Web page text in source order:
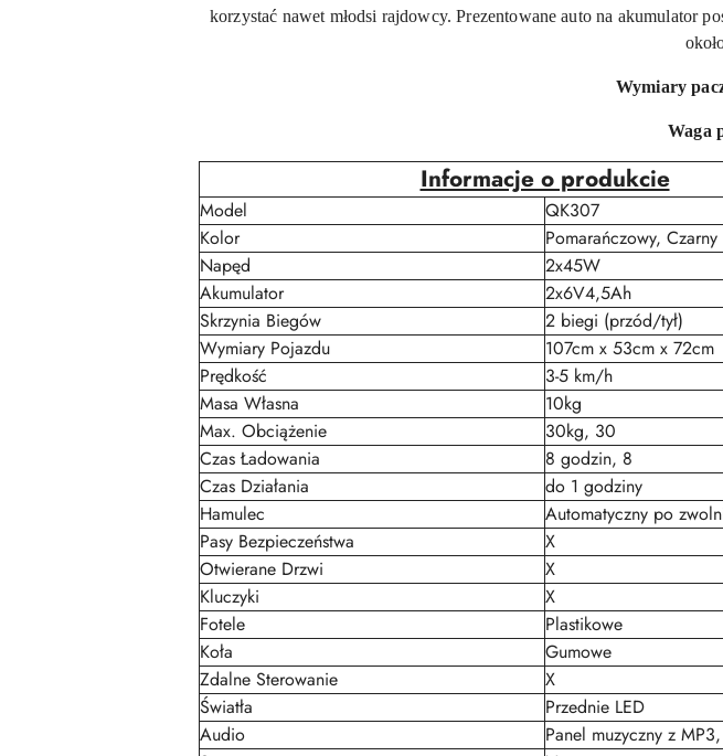
korzystać nawet młodsi rajdowcy. Prezentowane auto na akumulator
Wymiary
Waga
Informacje o produkcie
Model
QK307
Kolor
Pomarańczowy, Czarny
Napęd
2x45W
Akumulator
2x6V4,5Ah
Skrzynia Biegów
2 biegi (przód/tył)
Wymiary Pojazdu
107cm x 53cm x 72cm
Prędkość
3-5 km/h
Masa Własna
10kg
Max. Obciążenie
30kg, 30
Czas Ładowania
8 godzin, 8
Czas Działania
do 1 godziny
Hamulec
Automatyczny po
Pasy Bezpieczeństwa
X
Otwierane Drzwi
X
Kluczyki
X
Fotele
Plastikowe
Koła
Gumowe
Zdalne Sterowanie
X
Światła
Przednie LED
Audio
Panel muzyczny z